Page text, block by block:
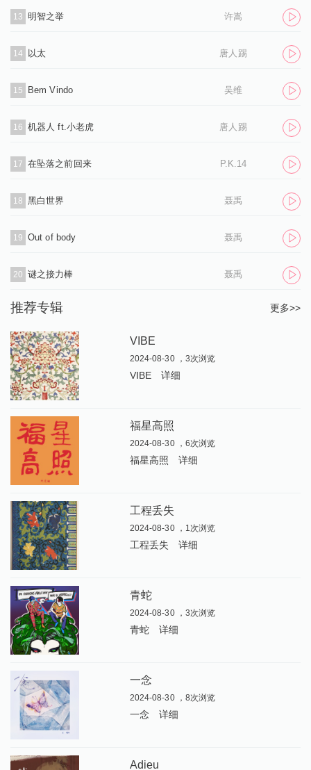
13 明智之举 许嵩
14 以太 唐人踢
15 Bem Vindo 吴维
16 机器人 ft.小老虎 唐人踢
17 在坠落之前回来 P.K.14
18 黑白世界 聂禹
19 Out of body 聂禹
20 谜之接力棒 聂禹
推荐专辑 更多>>
VIBE
2024-08-30 ，3次浏览
VIBE 详细
福星高照
2024-08-30 ，6次浏览
福星高照 详细
工程丢失
2024-08-30 ，1次浏览
工程丢失 详细
青蛇
2024-08-30 ，3次浏览
青蛇 详细
一念
2024-08-30 ，8次浏览
一念 详细
Adieu